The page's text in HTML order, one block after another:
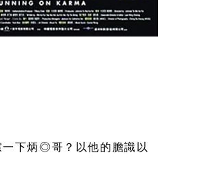
下炳◎哥？以他的膽識以